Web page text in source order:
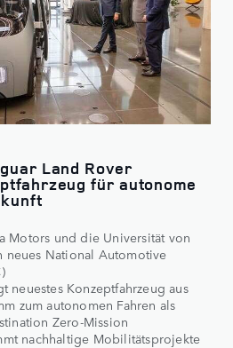
Land Rover
für autonome
Motors und die Universität von
neues National Automotive
neuestes Konzeptfahrzeug aus
zum autonomen Fahren als
Zero-Mission
nachhaltige Mobilitätsprojekte